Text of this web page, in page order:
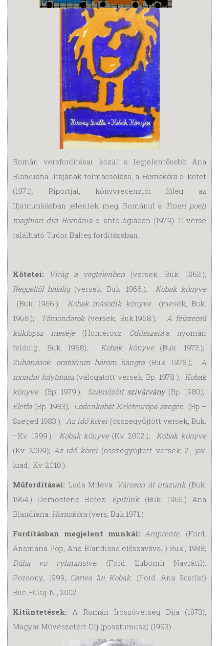
Román versfordításai közül a legjelentősebb Ana
Blandiana lírájának tolmácsolása, a Homokóra c. kötet
(1971). Riportjai, könyvrecenziói főleg az
Ifjúmunkásban jelentek meg. Románul a Tineri poeţi
maghiari din Româniac. antológiában (1979) 11 verse
található Tudor Balteş fordításában.
Kötetei: Virág a végtelenben (versek, Buk. 1963.);
Reggeltől halálig(versek, Buk. 1966.); Kobak könyve
(Buk. 1966.); Kobak második könyve(mesék, Buk.
1968.);
Tőmondatok (versek, Buk.1968.);
A félszemű
küklopsz meséje(Homérosz Odüsszeiája nyomán
feldolg., Buk. 1968); Kobak könyve (Buk. 1973.);
Zuhanások: oratórium három hangra (Buk. 1978.); A
mondat folytatása(válogatott versek, Bp. 1978 ); Kobak
könyve(Bp. 1979.); Száműzött szivárvány(Bp. 1980);
Életfa (Bp. 1983); Lódenkabát Keleteurópa szegén (Bp.–
Szeged 1983.); Az idő körei (összegyűjtött versek, Buk.
–Kv. 1999.);
Kobak könyve (Kv. 2002.); Kobak könyve
(Kv. 2009); Az idő körei (összegyűjtött versek, 2., jav.
kiad., Kv. 2010.).
Műfordításai: Leda Mileva: Városon át utazunk(Buk.
1964.) Demostene Botez: Építünk (Buk. 1965.) Ana
Blandiana: Homokóra (vers, Buk.1971.)
Fordításban megjelent munkái: Amprente. (Ford.
Anamaria Pop, Ana Blandiana előszavával.) Buk., 1988;
Dúha vo vyhnanstve. (Ford. Ľubomír Navrátil).
Pozsony, 1999; Cartea lui Ko­bak. (Ford. Ana Scarlat)
Buc.,−Cluj-N., 2002
Kitüntetések: A Román Írószövetség Díja (1973),
Magyar Művészetért Díj (posztumusz) (1993)